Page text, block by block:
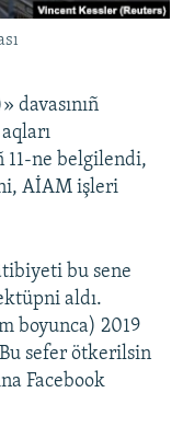
davasınıñ
11-ne belgilendi,
AİAM işleri
bu sene
aldı.
boyunca) 2019
sefer ötkerilsin
Facebook